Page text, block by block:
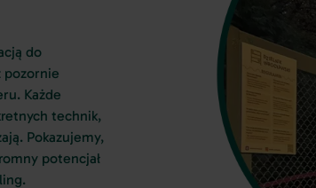
do
pozornie
Każde
technik,
Pokazujemy,
potencjał